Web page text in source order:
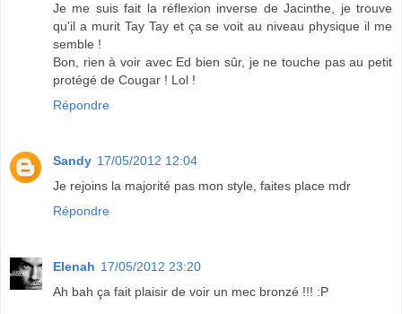
Je me suis fait la réflexion inverse de Jacinthe, je trouve
qu'il a murit Tay Tay et ça se voit au niveau physique il me
semble !
Bon, rien à voir avec Ed bien sûr, je ne touche pas au petit
protégé de Cougar ! Lol !
Répondre
Sandy 17/05/2012 12:04
Je rejoins la majorité pas mon style, faites place mdr
Répondre
Elenah 17/05/2012 23:20
Ah bah ça fait plaisir de voir un mec bronzé !!! :P